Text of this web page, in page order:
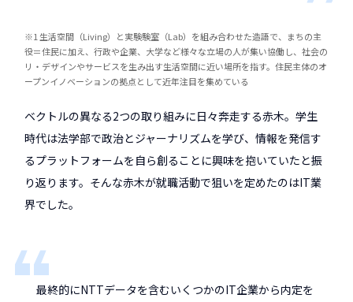
※1 生活空間（Living）と実験験室（Lab）を組み合わせた造語で、まちの主
役＝住民に加え、行政や企業、大学など様々な立場の人が集い協働し、社会の
リ・デザインやサービスを生み出す生活空間に近い場所を指す。住民主体のオ
ープンイノベーションの拠点として近年注目を集めている
ベクトルの異なる2つの取り組みに日々奔走する赤木。学生
時代は法学部で政治とジャーナリズムを学び、情報を発信す
るプラットフォームを自ら創ることに興味を抱いていたと振
り返ります。そんな赤木が就職活動で狙いを定めたのはIT業
界でした。
最終的にNTTデータを含むいくつかのIT企業から内定を